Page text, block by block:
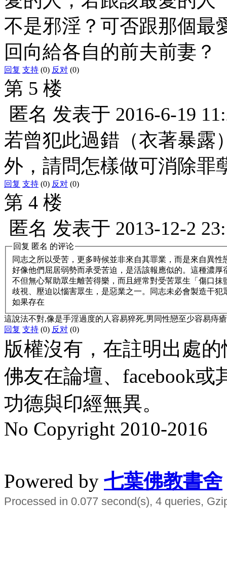
不是邪淫？可否跟那個最
回向給各自的前夫前妻？
回复 支持 (0) 反对 (0)
第 5 楼
匿名 发表于 2016-6-19
若曾犯此過錯（衣著暴露
外，請問怎樣做可消除罪
回复 支持 (0) 反对 (0)
第 4 楼
匿名 发表于 2013-12-2
回复 匿名 的评论
同志之所以受苦，更多時候並非來自其罪業，而是來自異性
好像他們屈居弱勢而承受苦迫，是活該報應似的。這種濃
不但無心幫助眾生離苦得樂，而且經常對受苦眾生「傷口抹
歧視、壓迫以惱害眾生，是惡業之一。同志未必會製造干
如果存在
這說法不對,像是手淫過度的人容易猝死,男同性戀至少容易痔
回复 支持 (0) 反对 (0)
版權沒有，在註明出處
佛友在論壇、facebook
功德與印經無異。
No Copyright 2010-2016
Powered by 七葉佛教書舍
Processed in 0.077 second(s), 4 queries,